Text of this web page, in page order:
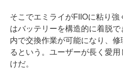
そこでエミライがFIIOに粘り
はバッテリーを構造的に着脱
内で交換作業が可能になり、
るという。ユーザーが長く愛
けだ。